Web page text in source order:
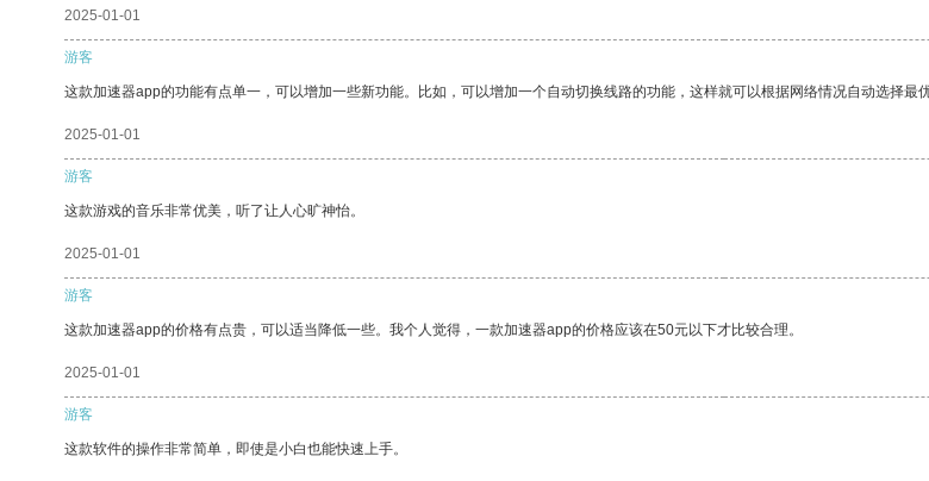
2025-01-01
游客
这款加速器app的功能有点单一，可以增加一些新功能。比如，可以增加一个自动切换线路的功能，这样就可以根据网络情况自动选择最
2025-01-01
游客
这款游戏的音乐非常优美，听了让人心旷神怡。
2025-01-01
游客
这款加速器app的价格有点贵，可以适当降低一些。我个人觉得，一款加速器app的价格应该在50元以下才比较合理。
2025-01-01
游客
这款软件的操作非常简单，即使是小白也能快速上手。